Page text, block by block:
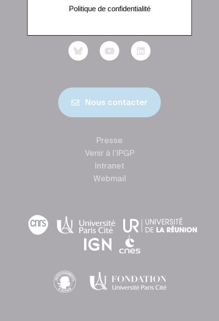
Nous contacter
Presse
Venir à l’IPGP
Intranet
Webmail
Politique de confidentialité